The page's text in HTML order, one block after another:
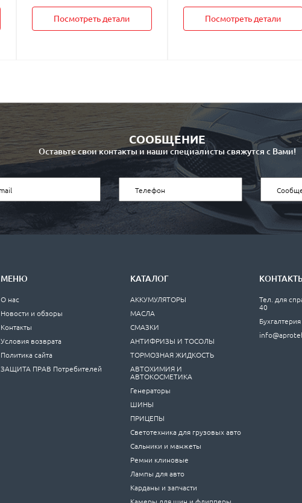
Посмотреть детали Посмотреть детали
СООБЩЕНИЕ
Оставьте свои контакты и наши специалисты свяжутся с Вами!
МЕНЮ
О нас
Новости и обзоры
Контакты
Условия возврата
Политика сайта
ЗАЩИТА ПРАВ Потребителей
КАТАЛОГ
АККУМУЛЯТОРЫ
МАСЛА
СМАЗКИ
АНТИФРИЗЫ И ТОСОЛЫ
ТОРМОЗНАЯ ЖИДКОСТЬ
АВТОХИМИЯ И
АВТОКОСМЕТИКА
Генераторы
ШИНЫ
ПРИЦЕПЫ
Светотехника для грузовых авто
Сальники и манжеты
Ремни клиновые
Лампы для авто
Карданы и запчасти
Камеры для шин и флипперы
Тел. для
40